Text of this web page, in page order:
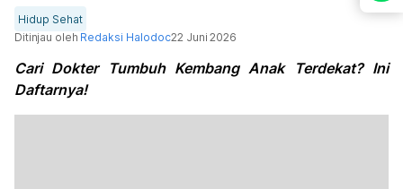
Hidup Sehat
Ditinjau oleh Redaksi Halodoc22 Juni 2026
Cari Dokter Tumbuh Kembang Anak Terdekat? Ini
Daftarnya!